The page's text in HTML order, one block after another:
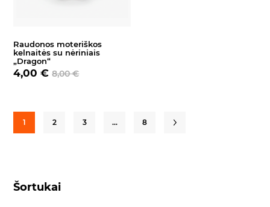
Raudonos moteriškos
kelnaitės su nėriniais
„Dragon“
4,00 €8,00 €
1 2 3 … 8
Šortukai